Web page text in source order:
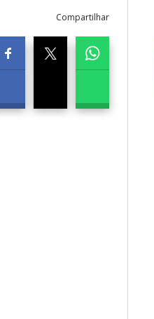
Compartilhar